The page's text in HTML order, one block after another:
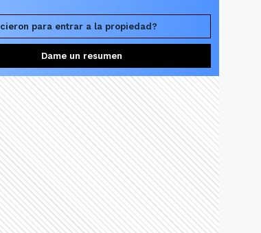
para entrar a la propiedad?
Dame un resumen